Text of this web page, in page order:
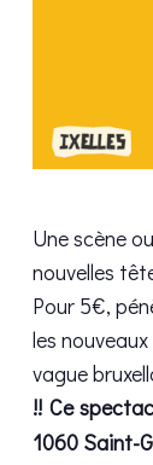
Une scène
nouvelles
Pour 5€,
les
vague
!! Ce
1060 Saint-